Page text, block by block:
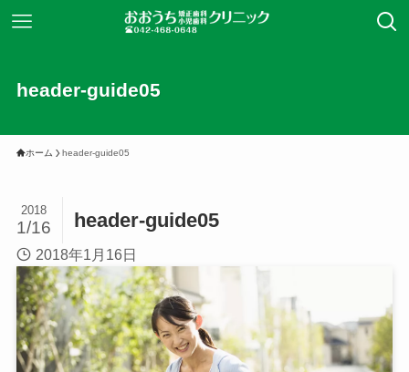
header-guide05
ホーム header-guide05
header-guide05
2018
1/16
2018年1月16日